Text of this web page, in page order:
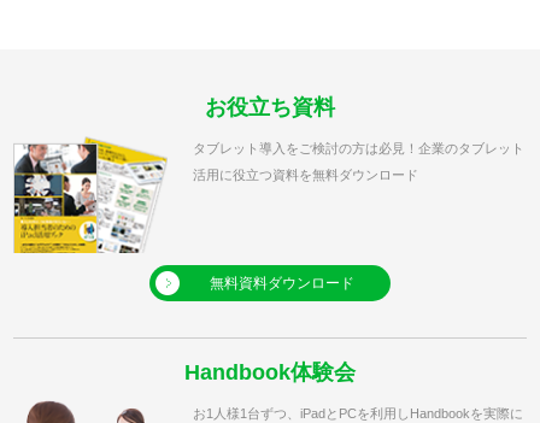
お役立ち資料
タブレット導入をご検討の方は必見！企業のタブレット
活用に役立つ資料を無料ダウンロード
無料資料ダウンロード
Handbook体験会
お1人様1台ずつ、iPadとPCを利用しHandbookを実際に